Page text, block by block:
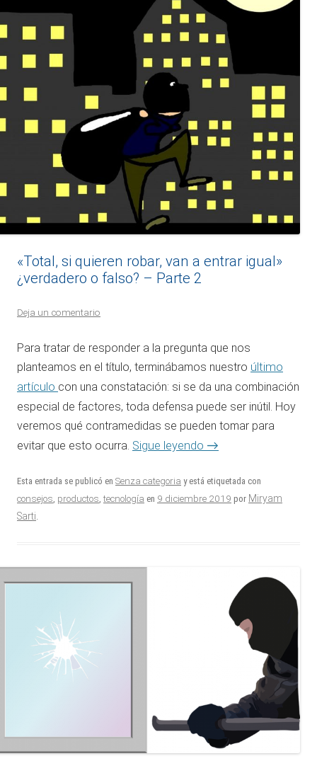
«Total, si quieren robar, van a entrar igual»
¿verdadero o falso? – Parte 2
Deja un comentario
Para tratar de responder a la pregunta que nos
planteamos en el título, terminábamos nuestro último
artículo con una constatación: si se da una combinación
especial de factores, toda defensa puede ser inútil. Hoy
veremos qué contramedidas se pueden tomar para
evitar que esto ocurra. Sigue leyendo →
Esta entrada se publicó en Senza categoria y está etiquetada con
consejos, productos, tecnología en 9 diciembre 2019 por Miryam
Sarti.